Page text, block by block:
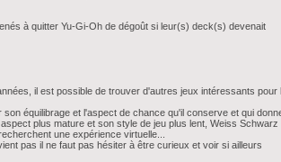
à quitter Yu-Gi-Oh de dégoût si leur(s) deck(s) devenait
il est possible de trouver d'autres jeux intéressants pour
équilibrage et l'aspect de chance qu'il conserve et qui
plus mature et son style de jeu plus lent, Weiss Schwarz
une expérience virtuelle...
pas il ne faut pas hésiter à être curieux et voir si ailleurs